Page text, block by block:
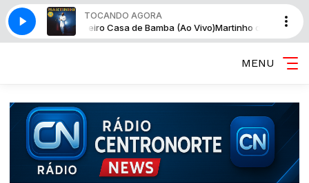
TOCANDO AGORA
Dinheiro Casa de Bamba (Ao Vivo)Martinho da Vila - Canta! Canta
MENU